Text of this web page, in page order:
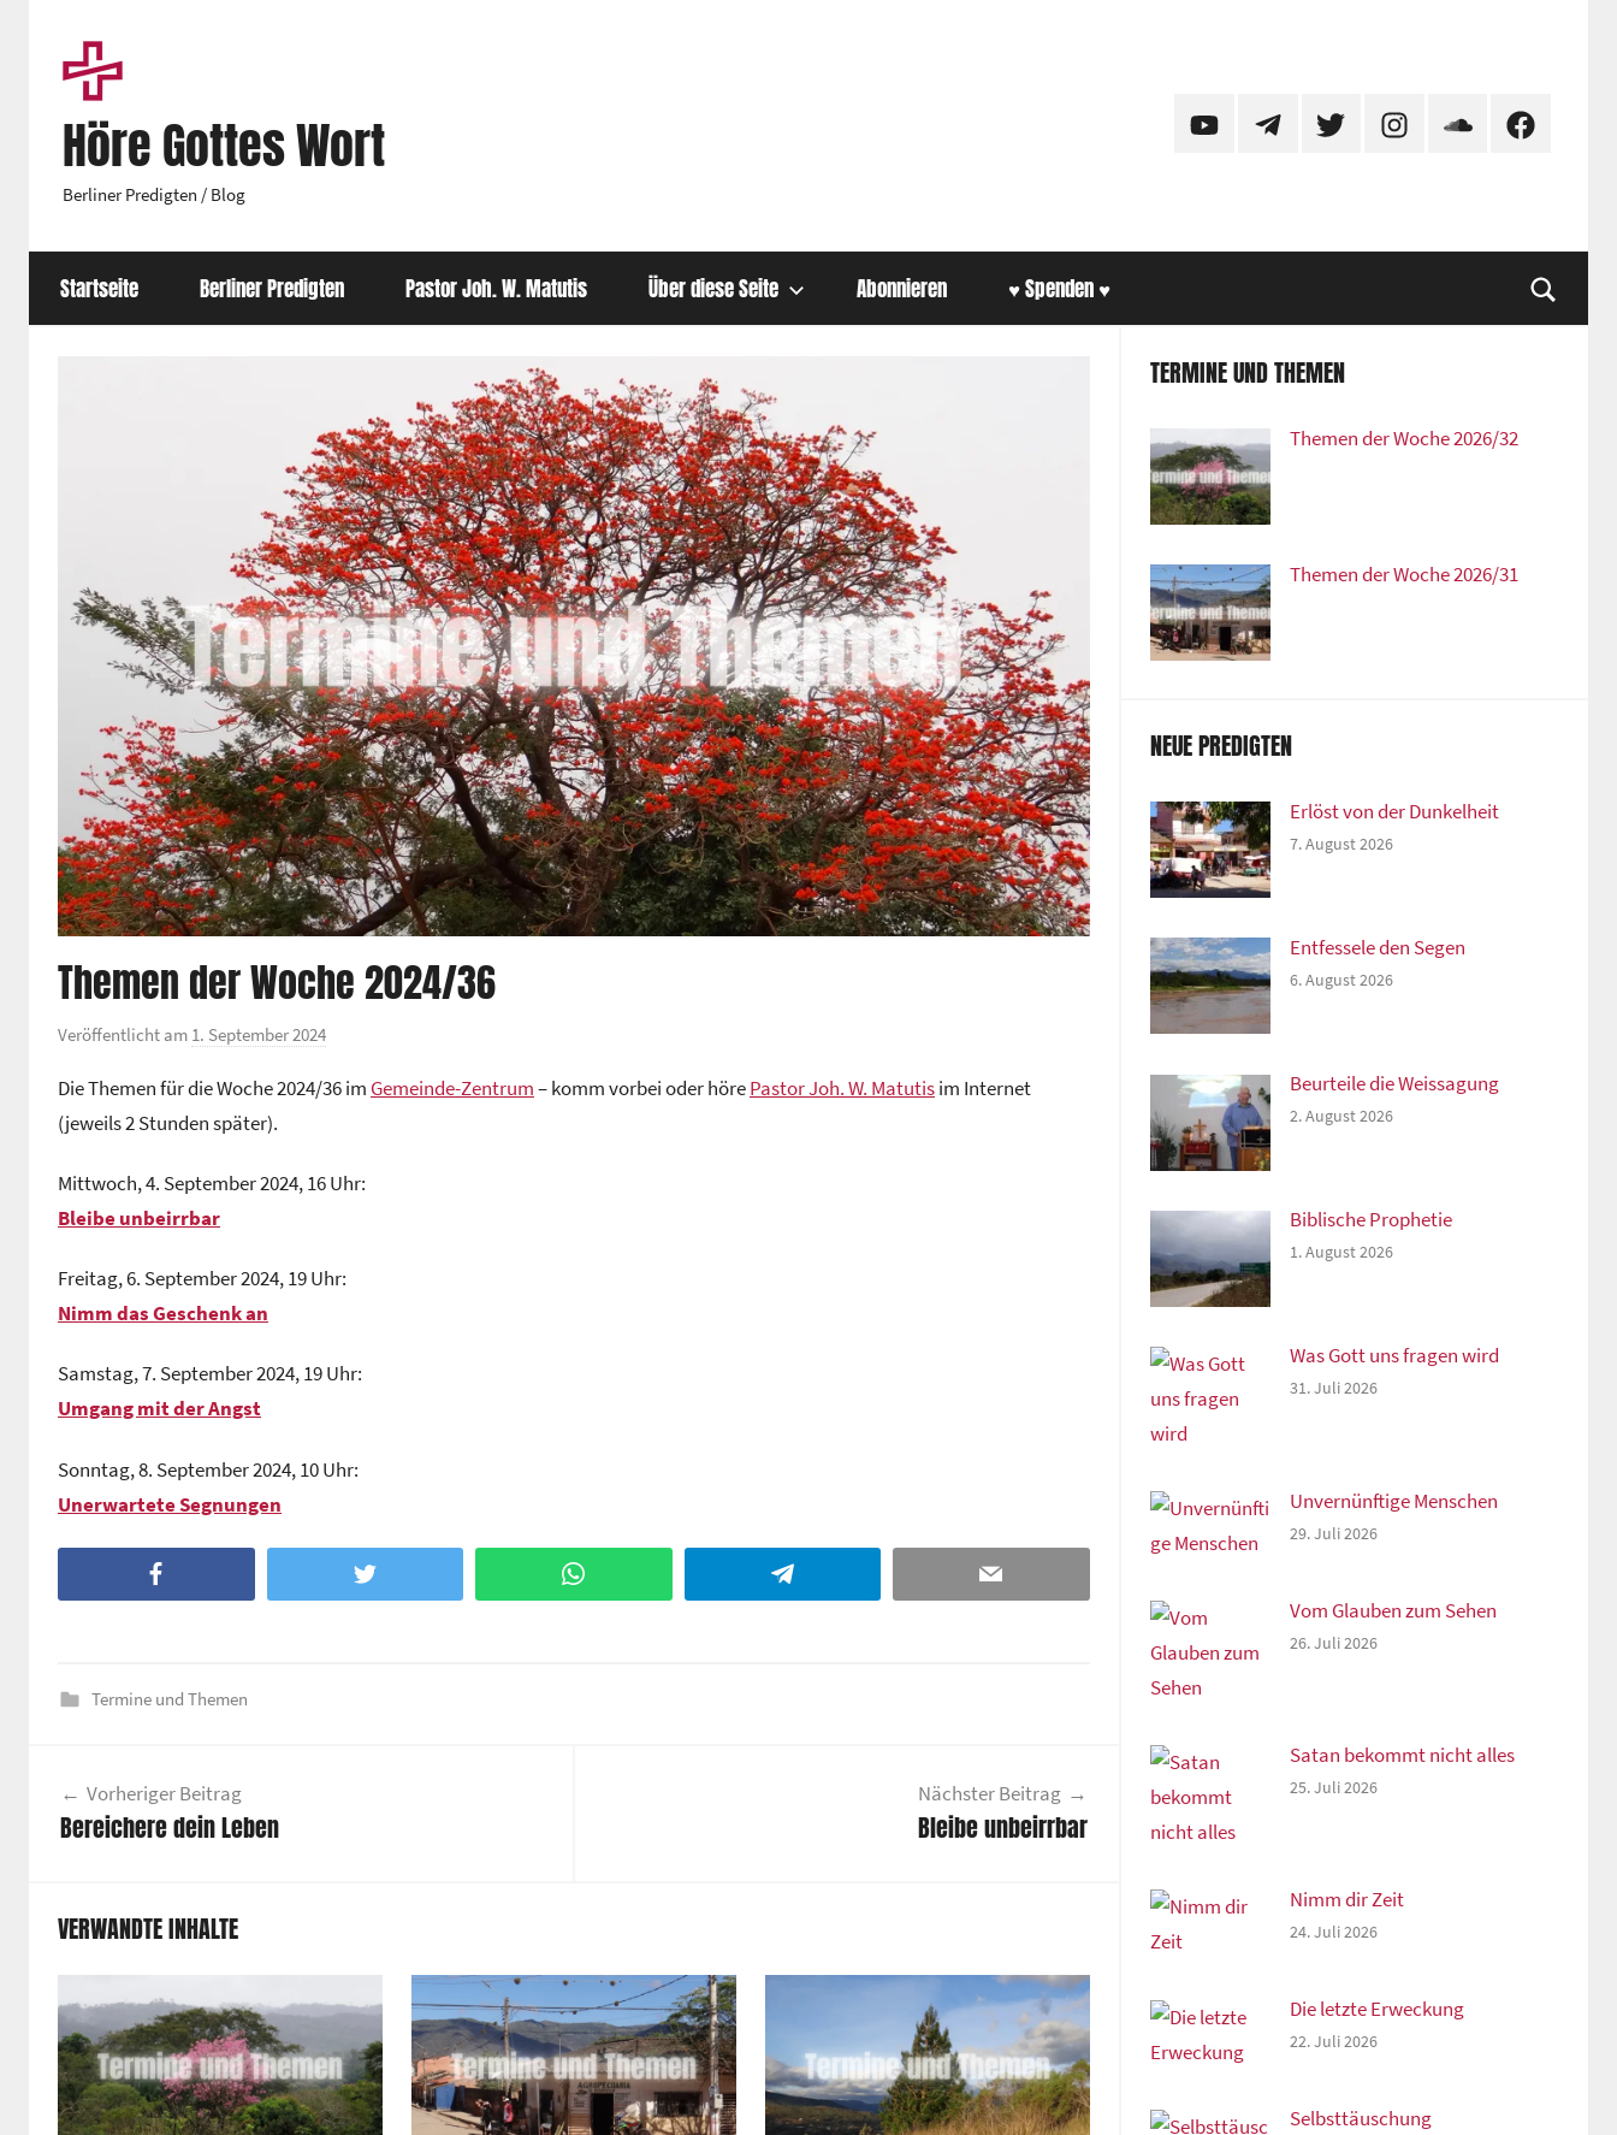
springen
Höre Gottes Wort
Berliner Predigten / Blog
YouTubeTelegramTwitter InstagramSoundCloudFacebook
Startseite Berliner Predigten Pastor Joh. W. Matutis Über diese Seite Abonnieren ♥ Spenden ♥
Themen der Woche 2024/36
Veröffentlicht am 1. September 2024
n
m
n
z
t
Die Themen für die Woche 2024/36 im Gemeinde-Zentrum– komm vorbei oder hörePastor Joh. W. Matutisim Internet
(jeweils 2 Stunden später).
Mittwoch, 4. September 2024, 16 Uhr:
Bleibe unbeirrbar
Freitag, 6. September 2024, 19 Uhr:
Nimm das Geschenk an
Samstag, 7. September 2024, 19 Uhr:
Umgang mit der Angst
Sonntag, 8. September 2024, 10 Uhr:
Unerwartete Segnungen
Twitter WhatsApp Telegram Email
Termine und Themen
Vorheriger Beitrag
Bereichere dein Leben
Nächster Beitrag
Bleibe unbeirrbar
VERWANDTE INHALTE
TERMINE UND THEMEN
Themen der Woche 2026/32
Themen der Woche 2026/31
NEUE PREDIGTEN
Erlöst von der Dunkelheit
7. August 2026
Entfessele den Segen
6. August 2026
Beurteile die Weissagung
2. August 2026
Biblische Prophetie
1. August 2026
Was Gott uns fragen wird
31. Juli 2026
Unvernünftige Menschen
29. Juli 2026
Vom Glauben zum Sehen
26. Juli 2026
Satan bekommt nicht alles
25. Juli 2026
Nimm dir Zeit
24. Juli 2026
Die letzte Erweckung
22. Juli 2026
Selbsttäuschung